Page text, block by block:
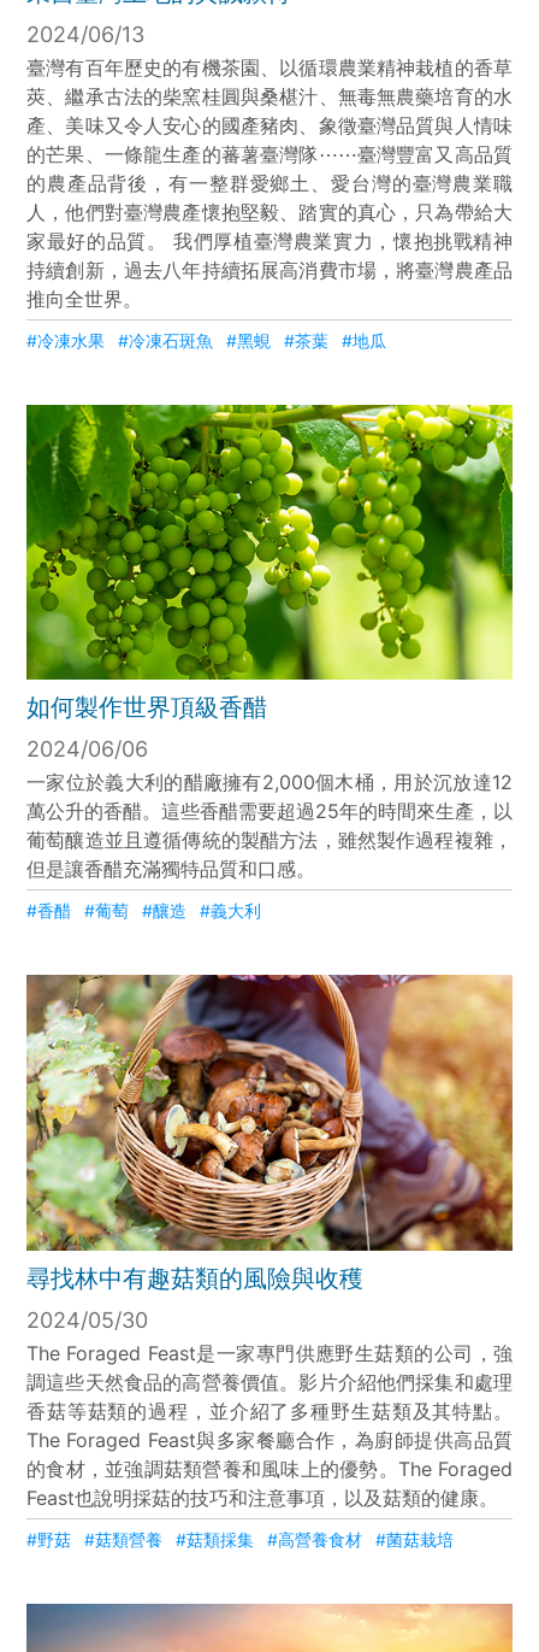
2024/06/13
臺灣有百年歷史的有機茶園、以循環農業精神栽植的香草
莢、繼承古法的柴窯桂圓與桑椹汁、無毒無農藥培育的水
產、美味又令人安心的國產豬肉、象徵臺灣品質與人情味
的芒果、一條龍生產的蕃薯臺灣隊⋯⋯臺灣豐富又高品質
的農產品背後，有一整群愛鄉土、愛台灣的臺灣農業職
人，他們對臺灣農產懷抱堅毅、踏實的真心，只為帶給大
家最好的品質。 我們厚植臺灣農業實力，懷抱挑戰精神
持續創新，過去八年持續拓展高消費市場，將臺灣農產品
推向全世界。
#冷凍水果 #冷凍石斑魚 #黑蜆 #茶葉 #地瓜
如何製作世界頂級香醋
2024/06/06
一家位於義大利的醋廠擁有2,000個木桶，用於沉放達12
萬公升的香醋。這些香醋需要超過25年的時間來生產，以
葡萄釀造並且遵循傳統的製醋方法，雖然製作過程複雜，
但是讓香醋充滿獨特品質和口感​。
#香醋 #葡萄 #釀造 #義大利
尋找林中有趣菇類的風險與收穫
2024/05/30
The Foraged Feast是一家專門供應野生菇類的公司，強
調這些天然食品的高營養價值。影片介紹他們採集和處理
香菇等菇類的過程，並介紹了多種野生菇類及其特點。
The Foraged Feast與多家餐廳合作，為廚師提供高品質
的食材，並強調菇類營養和風味上的優勢。The Foraged
Feast也說明採菇的技巧和注意事項，以及菇類的健康。
#野菇 #菇類營養 #菇類採集 #高營養食材 #菌菇栽培